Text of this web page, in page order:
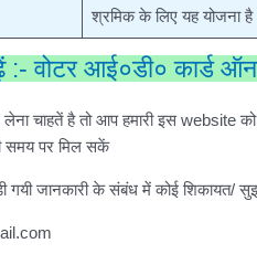
श्रमिक के लिए यह योजना है
:- वोटर आई०डी० कार्ड
चाहतें है तो आप हमारी इस website
समय पर मिल सकें
गयी जानकारी के संबंध में कोई शिकायत/